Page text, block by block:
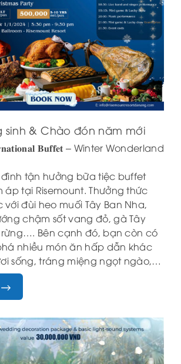
sinh & Chào đón năm mới
𝐁𝐮𝐟𝐟𝐞𝐭 – Winter Wonderland
tận hưởng bữa tiệc buffet
áp tại Risemount. Thưởng thức
đùi heo muối Tây Ban Nha,
chậm sốt vang đỏ, gà Tây
Bên cạnh đó, bạn còn có
nhiều món ăn hấp dẫn khác
sống, tráng miệng ngọt ngào,…